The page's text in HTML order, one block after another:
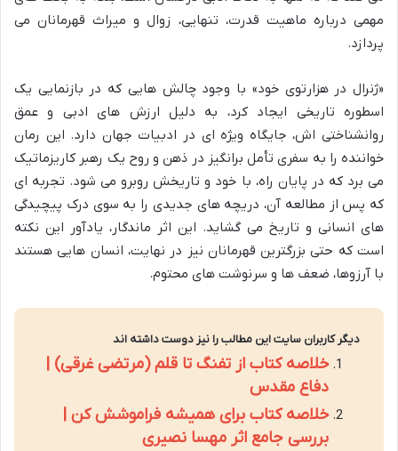
مهمی درباره ماهیت قدرت، تنهایی، زوال و میراث قهرمانان می
پردازد.
«ژنرال در هزارتوی خود» با وجود چالش هایی که در بازنمایی یک
اسطوره تاریخی ایجاد کرد، به دلیل ارزش های ادبی و عمق
روانشناختی اش، جایگاه ویژه ای در ادبیات جهان دارد. این رمان
خواننده را به سفری تأمل برانگیز در ذهن و روح یک رهبر کاریزماتیک
می برد که در پایان راه، با خود و تاریخش روبرو می شود. تجربه ای
که پس از مطالعه آن، دریچه های جدیدی را به سوی درک پیچیدگی
های انسانی و تاریخ می گشاید. این اثر ماندگار، یادآور این نکته
است که حتی بزرگترین قهرمانان نیز در نهایت، انسان هایی هستند
با آرزوها، ضعف ها و سرنوشت های محتوم.
دیگر کاربران سایت این مطالب را نیز دوست داشته اند
خلاصه کتاب از تفنگ تا قلم (مرتضی غرقی) |
دفاع مقدس
خلاصه کتاب برای همیشه فراموشش کن |
بررسی جامع اثر مهسا نصیری